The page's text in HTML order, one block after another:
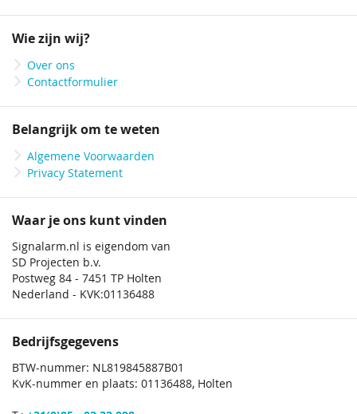
op
nieuwsbrief
Wie zijn wij?
Over ons
Contactformulier
Belangrijk om te weten
Algemene Voorwaarden
Privacy Statement
Waar je ons kunt vinden
Signalarm.nl is eigendom van
SD Projecten b.v.
Postweg 84 - 7451 TP Holten
Nederland - KVK:01136488
Bedrijfsgegevens
BTW-nummer: NL819845887B01
KvK-nummer en plaats: 01136488, Holten